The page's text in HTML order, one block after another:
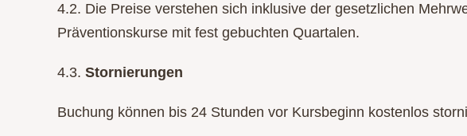
4.2. Die Preise verstehen sich inklusive der gesetzlichen
Präventionskurse mit fest gebuchten Quartalen.
4.3. Stornierungen
Buchung können bis 24 Stunden vor Kursbeginn kostenlos